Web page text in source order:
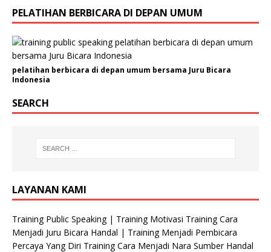
m
a
PELATIHAN BERBICARA DI DEPAN UMUM
pelatihan berbicara di depan umum bersama Juru Bicara
Indonesia
SEARCH
LAYANAN KAMI
Training Public Speaking | Training Motivasi Training Cara
Menjadi Juru Bicara Handal | Training Menjadi Pembicara
Percaya Yang Diri Training Cara Menjadi Nara Sumber Handal